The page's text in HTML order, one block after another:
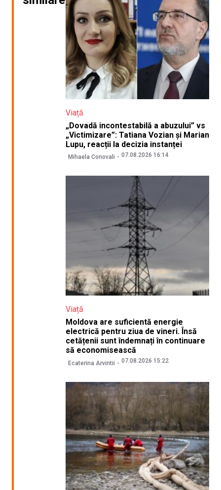
Viață
„Dovadă incontestabilă a abuzului” vs
„Victimizare”: Tatiana Vozian și Marian
Lupu, reacții la decizia instanței
Mihaela Conovali 07.08.2026 16:14
Viață
Moldova are suficientă energie
electrică pentru ziua de vineri. Însă
cetățenii sunt îndemnați în continuare
să economisească
Ecaterina Arvintii 07.08.2026 15:22